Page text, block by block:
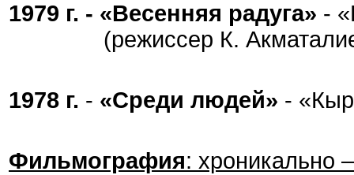
1979 г. - «Весенняя радуга» -
(режиссер К.
1978 г. - «Среди людей» -
Фильмография: хроникально